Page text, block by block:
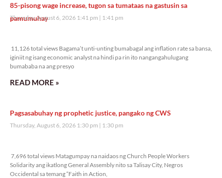
85-pisong wage increase, tugon sa tumataas na gastusin sa
pamumuhay
Thursday, August 6, 2026 1:41 pm 1:41 pm
11,126 total views Bagama’t unti-unting bumabagal ang inflation rate sa bansa,
iginiit ng isang economic analyst na hindi pa rin ito nangangahulugang
bumababa na ang presyo
READ MORE »
Pagsasabuhay ng prophetic justice, pangako ng CWS
Thursday, August 6, 2026 1:30 pm 1:30 pm
7,696 total views Matagumpay na naidaos ng Church People Workers
Solidarity ang ikatlong General Assembly nito sa Talisay City, Negros
Occidental sa temang “Faith in Action,